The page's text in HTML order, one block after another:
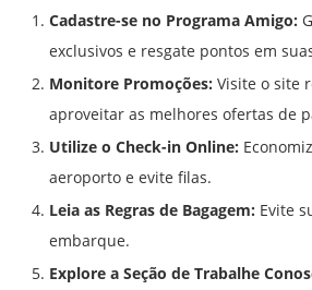
Cadastre-se no Programa Amigo:
exclusivos e resgate pontos em
Monitore Promoções: Visite o site
aproveitar as melhores ofertas de
Utilize o Check-in Online:
aeroporto e evite filas.
Leia as Regras de Bagagem: Evite
embarque.
Explore a Seção de Trabalhe